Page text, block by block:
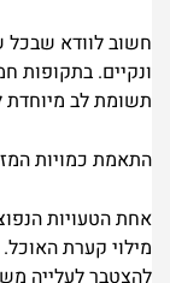
חשוב לוודא שבכל
ונקיים. בתקופות
תשומת לב מיוחדת
התאמת כמויות
אחת הטעויות
מילוי קערת
להצטבר לעלייה